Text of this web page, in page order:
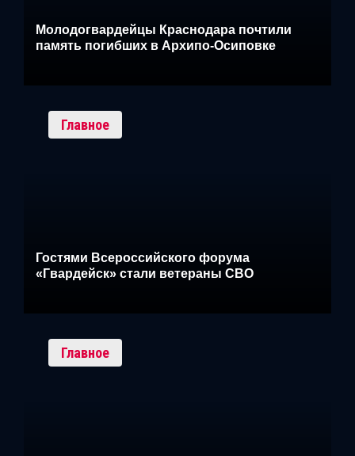
Молодогвардейцы Краснодара почтили
память погибших в Архипо-Осиповке
Главное
Гостями Всероссийского форума
«Гвардейск» стали ветераны СВО
Главное